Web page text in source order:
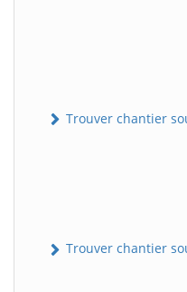
Trouver chantier
Trouver chantier